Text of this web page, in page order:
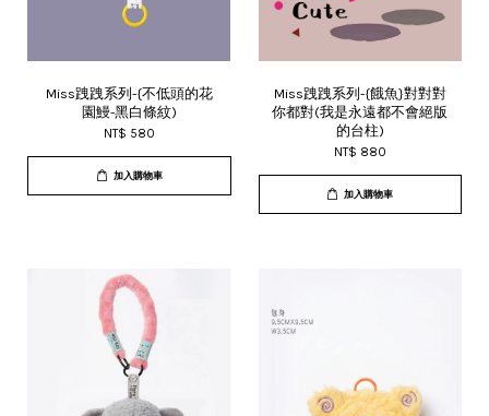
Miss跩跩系列-{不低頭的花
園鰻-黑白條紋)
NT$ 580
加入購物車
Miss跩跩系列-{餓魚}對對對
你都對(我是永遠都不會絕版
的台柱)
NT$ 880
加入購物車